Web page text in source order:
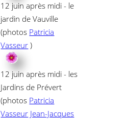
12 juin après midi - le
jardin de Vauville
(photos Patricia
Vasseur )
12 juin après midi - les
Jardins de Prévert
(photos Patricia
Vasseur Jean-Jacques